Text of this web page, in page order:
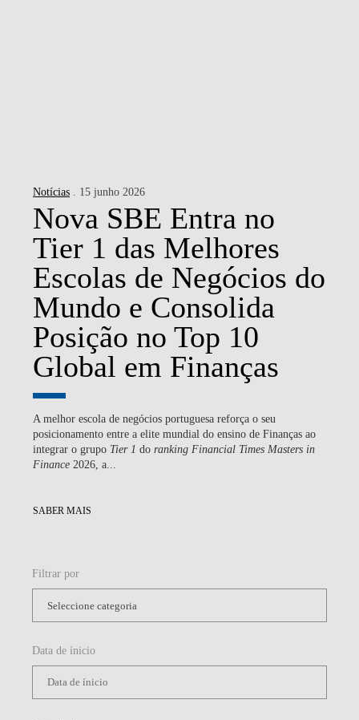
Notícias . 15 junho 2026
Nova SBE Entra no
Tier 1 das Melhores
Escolas de Negócios do
Mundo e Consolida
Posição no Top 10
Global em Finanças
A melhor escola de negócios portuguesa reforça o seu
posicionamento entre a elite mundial do ensino de Finanças ao
integrar o grupo Tier 1 doranking Financial Times Masters in
Finance 2026, a...
SABER MAIS
Filtrar por
Data de ínicio